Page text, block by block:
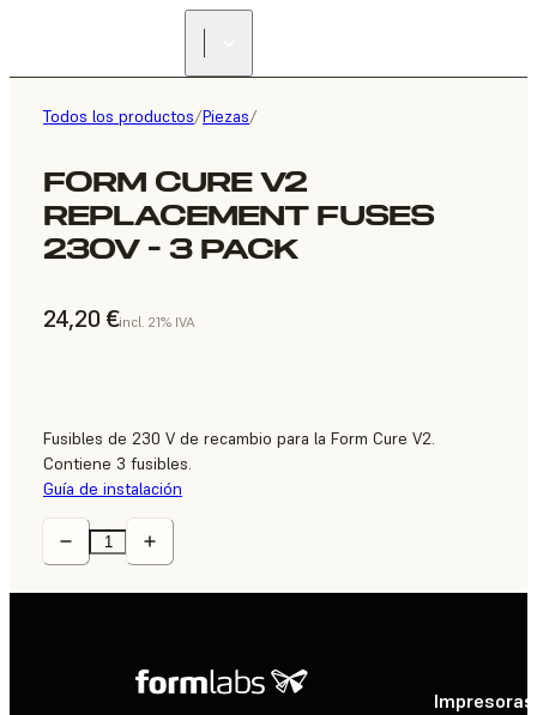
Todos los productos/Piezas/
FORM CURE V2
REPLACEMENT FUSES
230V - 3 PACK
24,20 €incl. 21% IVA
Fusibles de 230 V de recambio para la Form Cure V2.
Contiene 3 fusibles.
Guía de instalación
Impresoras